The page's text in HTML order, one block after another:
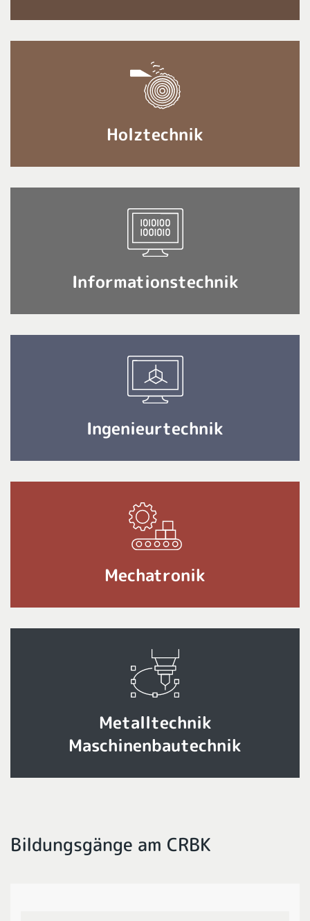
Holztechnik
Informationstechnik
Ingenieurtechnik
Mechatronik
Metalltechnik
Maschinenbautechnik
Bildungsgänge am CRBK